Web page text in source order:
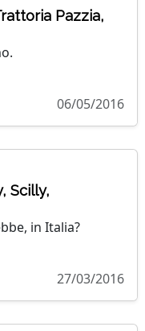
Pazzia,
06/05/2016
Scilly,
in Italia?
27/03/2016